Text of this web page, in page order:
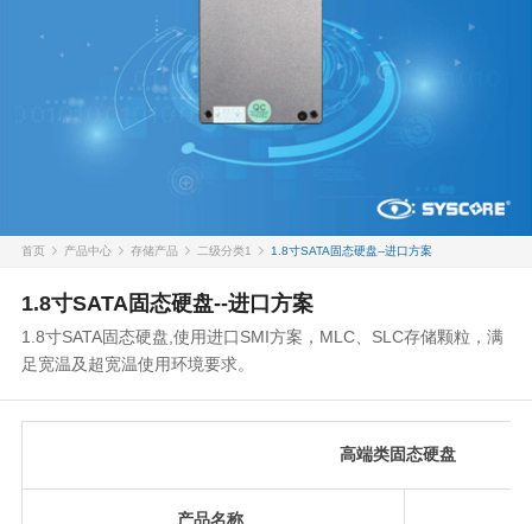
首页 产品中心 存储产品 二级分类1 1.8寸SATA固态硬盘--进口方案
1.8寸SATA固态硬盘--进口方案
1.8寸SATA固态硬盘,使用进口SMI方案，MLC、SLC存储颗粒，满
足宽温及超宽温使用环境要求。
高端类固态硬盘
产品名称